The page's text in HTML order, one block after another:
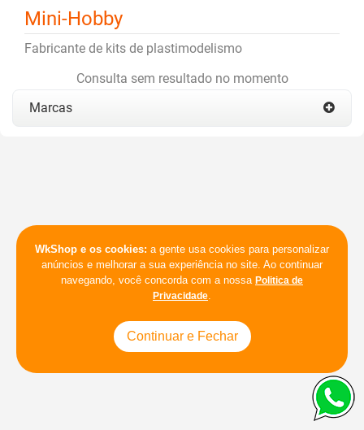
Mini-Hobby
Fabricante de kits de plastimodelismo
Consulta sem resultado no momento
WkShop e os cookies: a gente usa cookies para personalizar
anúncios e melhorar a sua experiência no site. Ao continuar
navegando, você concorda com a nossa Politica de
Privacidade.
Continuar e Fechar
Marcas